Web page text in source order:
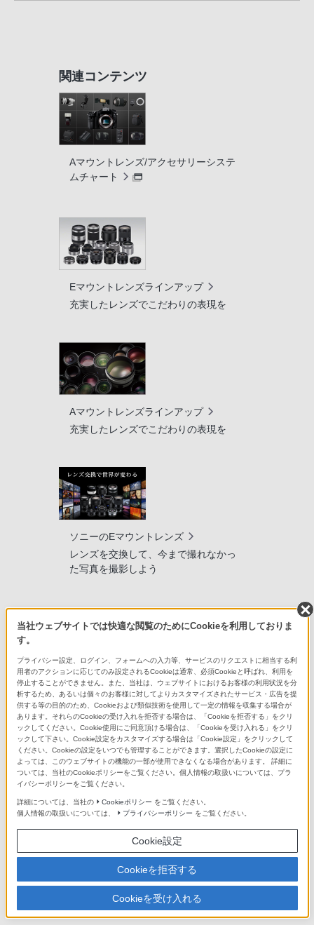
関連コンテンツ
Aマウントレンズ/アクセサリーシステ
ムチャート
Eマウントレンズラインアップ
充実したレンズでこだわりの表現を
Aマウントレンズラインアップ
充実したレンズでこだわりの表現を
ソニーのEマウントレンズ
レンズを交換して、今まで撮れなかっ
た写真を撮影しよう
ソニーストア
ソニーの直営店「ソニーストア」では、オリジナル商品、長期保証な
ど豊富なサービスや特典をご提供しています。
ソニーストアお買い物情報
現在実施中のさまざまなキャンペーンや、販売中のオリジナル商
品をご紹介します。
特典・サービス
長期保証や商品の設置サービス、また、購入金額に応じた各種ご
優待など、豊富なサービスと特典をご紹介します。
当社ウェブサイトでは快適な閲覧のためにCookieを利用しておりま
す。
プライバシー設定、ログイン、フォームへの入力等、サービスのリクエストに相当する利
用者のアクションに応じてのみ設定されるCookieは通常、必須Cookieと呼ばれ、利用を
停止することができません。また、当社は、ウェブサイトにおけるお客様の利用状況を分
析するため、あるいは個々のお客様に対してよりカスタマイズされたサービス・広告を提
供する等の目的のため、Cookieおよび類似技術を使用して一定の情報を収集する場合が
あります。それらのCookieの受け入れを拒否する場合は、「Cookieを拒否する」をクリ
ックしてください。Cookie使用にご同意頂ける場合は、「Cookieを受け入れる」をクリ
ックして下さい。Cookie設定をカスタマイズする場合は「Cookie設定」をクリックして
ください。Cookieの設定をいつでも管理することができます。選択したCookieの設定に
よっては、このウェブサイトの機能の一部が使用できなくなる場合があります。 詳細に
ついては、当社のCookieポリシーをご覧ください。個人情報の取扱いについては、プラ
イバシーポリシーをご覧ください。
詳細については、当社の Cookieポリシー をご覧ください。
個人情報の取扱いについては、
プライバシーポリシー をご覧ください。
Cookie設定
Cookieを拒否する
Cookieを受け入れる